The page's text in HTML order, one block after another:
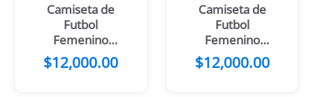
Camiseta de
Futbol
Femenino
Morado Blanco
Rayas
$12,000.00
Camiseta de
Futbol
Femenino
Lobo Celeste
Negro
$12,000.00